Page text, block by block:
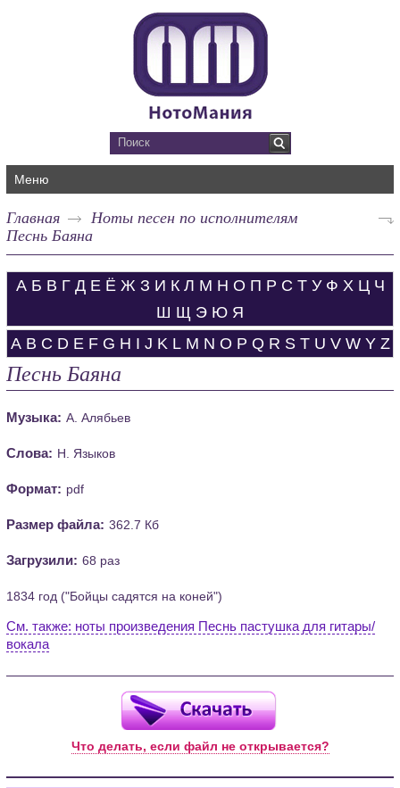
Меню
Главная
Ноты песен по исполнителям
Песнь Баяна
А Б В Г Д Е Ё Ж З И К Л М Н О П Р С Т У Ф Х Ц Ч
Ш Щ Э Ю Я
A B C D E F G H I J K L M N O P Q R S T U V W Y Z
Песнь Баяна
Музыка: А. Алябьев
Слова: Н. Языков
Формат: pdf
Размер файла: 362.7 Кб
Загрузили: 68 раз
1834 год ("Бойцы садятся на коней")
См. также: ноты произведения Песнь пастушка для гитары/
вокала
Что делать, если файл не открывается?